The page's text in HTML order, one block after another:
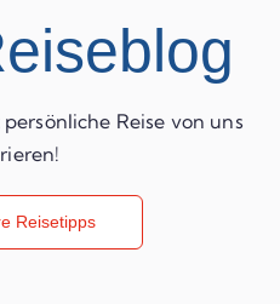
Reise von uns
Reisetipps